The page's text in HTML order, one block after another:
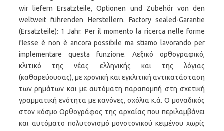
wir liefern Ersatzteile, Optionen und Zubehör von den
weltweit führenden Herstellern. Factory sealed-Garantie
(Ersatzteile): 1 Jahr. Per il momento la ricerca nelle forme
flesse è non è ancora possibile ma stiamo lavorando per
implementare questa funzione. Λεξικό ορθογραφικό,
κλιτικό της νέας ελληνικής και της λόγιας
(καθαρεύουσας), με χρονική και εγκλιτική αντικατάσταση
των ρημάτων και με αυτόματη παραπομπή στη σχετική
γραμματική ενότητα με κανόνες, σχόλια κ.ά. Ο μοναδικός
στον κόσμο Ορθογράφος της αρχαίας που περιλαμβάνει
και αυτόματο πολυτονισμό μονοτονικού κειμένου χωρίς